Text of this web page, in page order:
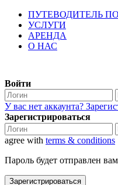
ПУТЕВОДИТЕЛЬ
УСЛУГИ
АРЕНДА
О НАС
Войти
У вас нет аккаунта?
Зарегистрироваться
agree with terms & conditions
Пароль будет отправлен
Зарегистрироваться